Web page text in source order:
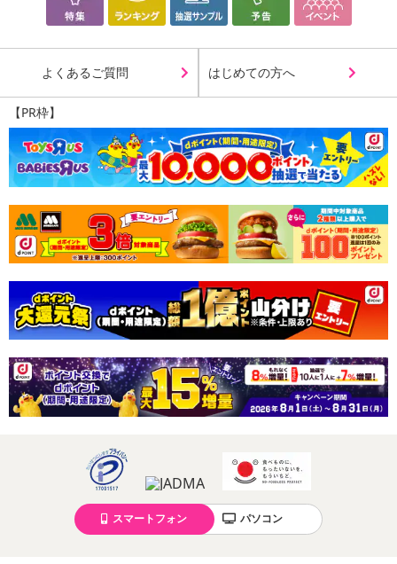
よくあるご質問 はじめての方へ
【PR枠】
スマートフォン パソコン